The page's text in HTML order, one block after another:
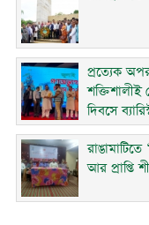
প্রত্যেক
শক্তিশালীই
দিবসে
আর প্রাপ্তি